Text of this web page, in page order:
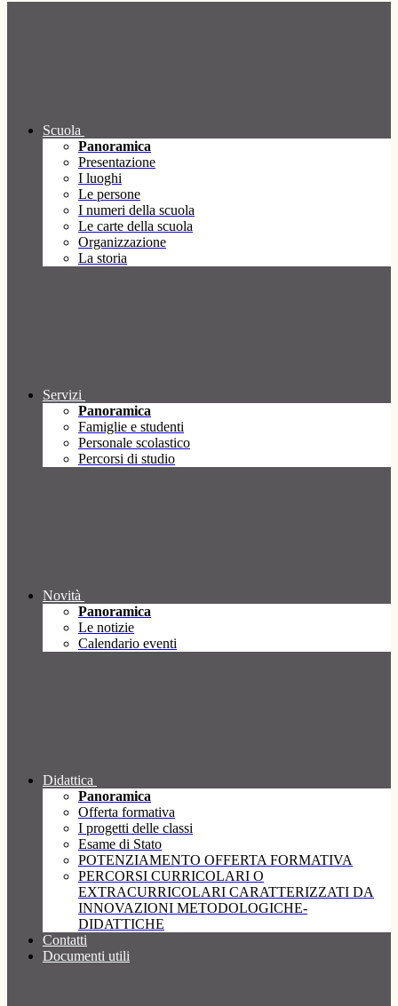
Scuola
Panoramica
Presentazione
I luoghi
Le persone
I numeri della scuola
Le carte della scuola
Organizzazione
La storia
Servizi
Panoramica
Famiglie e studenti
Personale scolastico
Percorsi di studio
Novità
Panoramica
Le notizie
Calendario eventi
Didattica
Panoramica
Offerta formativa
I progetti delle classi
Esame di Stato
POTENZIAMENTO OFFERTA FORMATIVA
PERCORSI CURRICOLARI O
EXTRACURRICOLARI CARATTERIZZATI DA
INNOVAZIONI METODOLOGICHE-
DIDATTICHE
Contatti
Documenti utili